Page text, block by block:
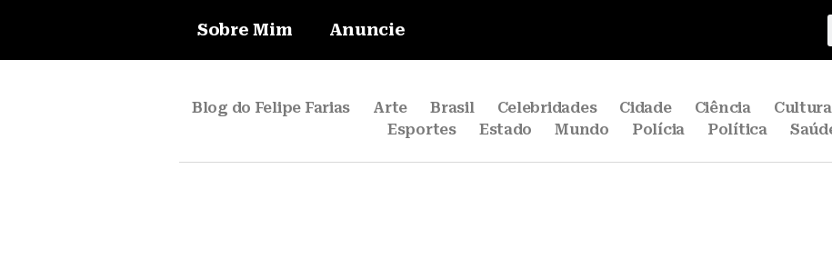
Sobre Mim Anuncie
Blog do Felipe Farias Arte Brasil Celebridades Cidade Ciência Cultura
Esportes
Estado Mundo Polícia Política